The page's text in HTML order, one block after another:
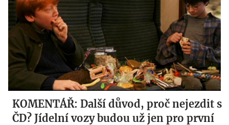
KOMENTÁŘ: Další důvod, proč nejezdit s
ČD? Jídelní vozy budou už jen pro první